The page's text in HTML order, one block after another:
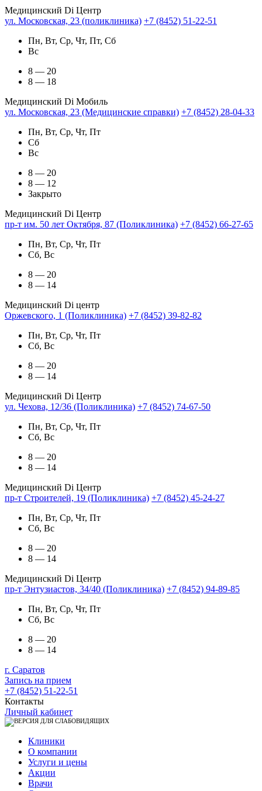
Медицинский Di Центр
ул. Московская, 23 (поликлиника) +7 (8452) 51-22-51
Пн, Вт, Ср, Чт, Пт, Сб
Вс
8 — 20
8 — 18
Медицинский Di Мобиль
ул. Московская, 23 (Медицинские справки) +7 (8452) 28-04-33
Пн, Вт, Ср, Чт, Пт
Сб
Вс
8 — 20
8 — 12
Закрыто
Медицинский Di Центр
пр-т им. 50 лет Октября, 87 (Поликлиника) +7 (8452) 66-27-65
Пн, Вт, Ср, Чт, Пт
Сб, Вс
8 — 20
8 — 14
Медицинский Di центр
Оржевского, 1 (Поликлиника) +7 (8452) 39-82-82
Пн, Вт, Ср, Чт, Пт
Сб, Вс
8 — 20
8 — 14
Медицинский Di Центр
ул. Чехова, 12/36 (Поликлиника) +7 (8452) 74-67-50
Пн, Вт, Ср, Чт, Пт
Сб, Вс
8 — 20
8 — 14
Медицинский Di Центр
пр-т Строителей, 19 (Поликлиника) +7 (8452) 45-24-27
Пн, Вт, Ср, Чт, Пт
Сб, Вс
8 — 20
8 — 14
Медицинский Di Центр
пр-т Энтузиастов, 34/40 (Поликлиника) +7 (8452) 94-89-85
Пн, Вт, Ср, Чт, Пт
Сб, Вс
8 — 20
8 — 14
г. Саратов
Запись на прием
+7 (8452) 51-22-51
Контакты
Личный кабинет
Клиники
О компании
Услуги и цены
Акции
Врачи